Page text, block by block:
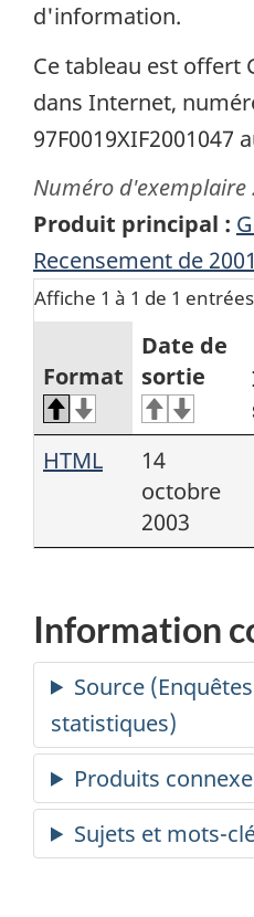
d'information.
Ce tableau est offert
dans Internet,
97F0019XIF2001047
Numéro d'exemplaire
Produit principal :
Recensement de 2001
Affiche 1 à 1 de 1 entrées
Format
Date de
sortie
HTML
14
octobre
2003
Information